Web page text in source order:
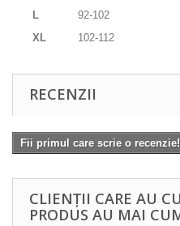
L
92-102
XL
102-112
RECENZII
Fii primul care scrie o recenzie!
CLIENȚII CARE AU
PRODUS AU MAI